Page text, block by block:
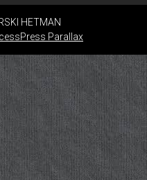
HETMAN
Parallax